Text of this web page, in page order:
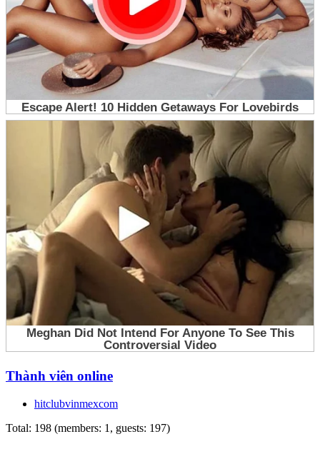
Thành viên online
hitclubvinmexcom
Total: 198 (members: 1, guests: 197)